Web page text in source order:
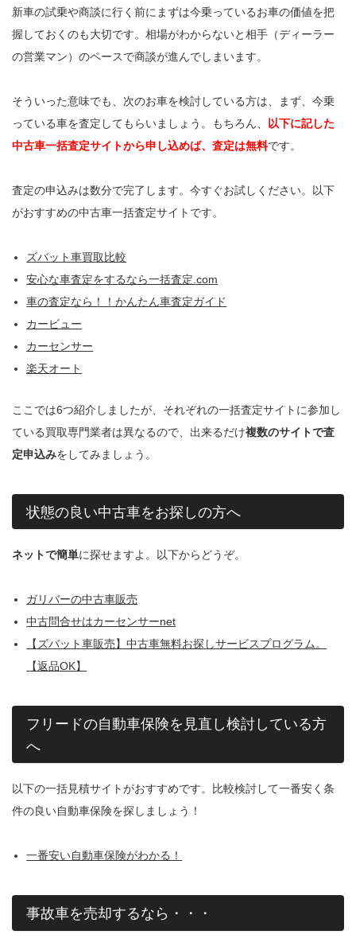
新車の試乗や商談に行く前にまずは今乗っているお車の価値を把
握しておくのも大切です。相場がわからないと相手（ディーラー
の営業マン）のペースで商談が進んでしまいます。
そういった意味でも、次のお車を検討している方は、まず、今乗
っている車を査定してもらいましょう。もちろん、
以下に記した
中古車一括査定サイトから申し込めば、査定は無料です。
査定の申込みは数分で完了します。今すぐお試しください。以下
がおすすめの中古車一括査定サイトです。
ズバット車買取比較
安心な車査定をするなら一括査定.com
車の査定なら！！かんたん車査定ガイド
カービュー
カーセンサー
楽天オート
ここでは6つ紹介しましたが、それぞれの一括査定サイトに参加し
ている買取専門業者は異なるので、出来るだけ複数のサイトで査
定申込みをしてみましょう。
状態の良い中古車をお探しの方へ
ネットで簡単に探せますよ。以下からどうぞ。
ガリバーの中古車販売
中古問合せはカーセンサーnet
【ズバット車販売】中古車無料お探しサービスプログラム。
【返品OK】
フリードの自動車保険を見直し検討している方
へ
以下の一括見積サイトがおすすめです。比較検討して一番安く条
件の良い自動車保険を探しましょう！
一番安い自動車保険がわかる！
事故車を売却するなら・・・